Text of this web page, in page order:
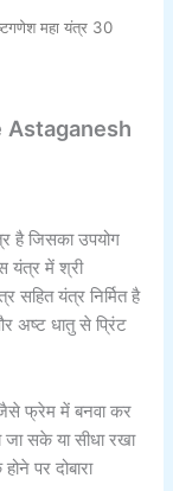
महा यंत्र 30
Astaganesh
है जिसका उपयोग
यंत्र में श्री
यंत्र निर्मित है
अष्ट धातु से प्रिंट
जैसे फ्रेम में बनवा कर
सके या सीधा रखा
पर दोबारा